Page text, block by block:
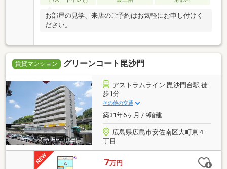
お部屋の見学、来店のご予約はお気軽にお申し付けく
ださい。
賃貸マンション グリーンコート毘沙門
アストラムライン 毘沙門台駅 徒
歩1分
その他の交通
築31年6ヶ月 / 9階建
広島県広島市安佐南区大町東４
丁目
7万円